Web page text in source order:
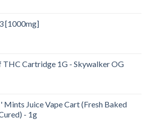
[1000mg]
THC Cartridge 1G - Skywalker OG
Mints Juice Vape Cart (Fresh Baked
- 1g